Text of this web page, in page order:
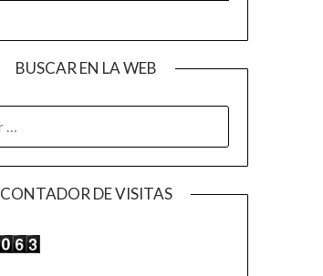
BUSCAR EN LA WEB
CONTADOR DE VISITAS